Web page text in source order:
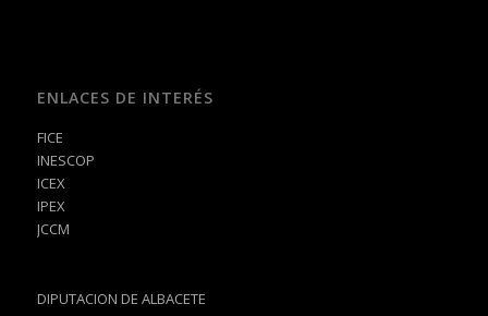
ENLACES DE INTERÉS
FICE
INESCOP
ICEX
IPEX
JCCM
DIPUTACION DE ALBACETE